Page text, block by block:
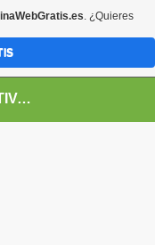
BLOOD FILM FESTIVAL
. ¿Quieres